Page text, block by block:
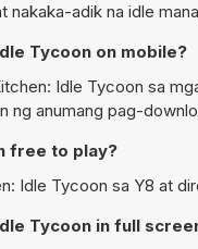
nakaka-adik na idle
Tycoon on mobile?
Idle Tycoon sa
ng anumang pag-
free to play?
Idle Tycoon sa Y8 at
Tycoon in full